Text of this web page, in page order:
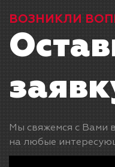
ВОЗНИКЛИ
Мы свяжемся с Вами
на любые